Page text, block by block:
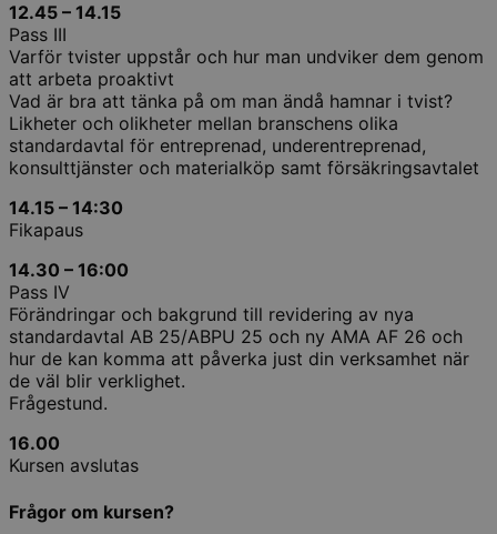
12.45 – 14.15
Pass III
Varför tvister uppstår och hur man undviker dem genom
att arbeta proaktivt
Vad är bra att tänka på om man ändå hamnar i tvist?
Likheter och olikheter mellan branschens olika
standardavtal för entreprenad, underentreprenad,
konsulttjänster och materialköp samt försäkringsavtalet
14.15 – 14:30
Fikapaus
14.30 – 16:00
Pass IV
Förändringar och bakgrund till revidering av nya
standardavtal AB 25/ABPU 25 och ny AMA AF 26 och
hur de kan komma att påverka just din verksamhet när
de väl blir verklighet.
Frågestund.
16.00
Kursen avslutas
Frågor om kursen?